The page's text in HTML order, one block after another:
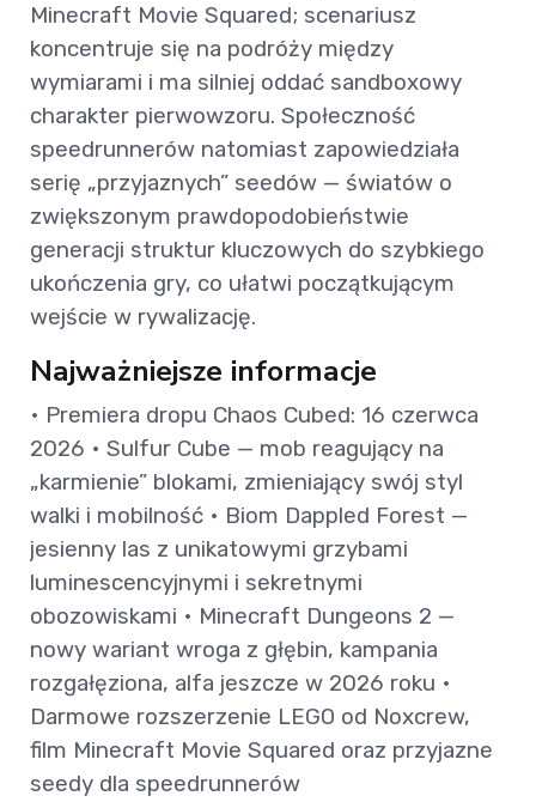
Minecraft Movie Squared; scenariusz
koncentruje się na podróży między
wymiarami i ma silniej oddać sandboxowy
charakter pierwowzoru. Społeczność
speedrunnerów natomiast zapowiedziała
serię „przyjaznych” seedów — światów o
zwiększonym prawdopodobieństwie
generacji struktur kluczowych do szybkiego
ukończenia gry, co ułatwi początkującym
wejście w rywalizację.
Najważniejsze informacje
• Premiera dropu Chaos Cubed: 16 czerwca
2026 • Sulfur Cube — mob reagujący na
„karmienie” blokami, zmieniający swój styl
walki i mobilność • Biom Dappled Forest —
jesienny las z unikatowymi grzybami
luminescencyjnymi i sekretnymi
obozowiskami • Minecraft Dungeons 2 —
nowy wariant wroga z głębin, kampania
rozgałęziona, alfa jeszcze w 2026 roku •
Darmowe rozszerzenie LEGO od Noxcrew,
film Minecraft Movie Squared oraz przyjazne
seedy dla speedrunnerów